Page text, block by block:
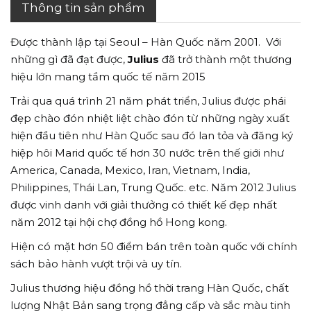
Thông tin sản phẩm
Được thành lập tại Seoul – Hàn Quốc năm 2001. Với
những gì đã đạt được,Julius đã trở thành một thương
hiệu lớn mang tầm quốc tế năm 2015
Trải qua quá trình 21 năm phát triển, Julius được phái
đẹp chào đón nhiệt liệt chào đón từ những ngày xuất
hiện đầu tiên như Hàn Quốc sau đó lan tỏa và đăng ký
hiệp hôi Marid quốc tế hơn 30 nước trên thế giới như
America, Canada, Mexico, Iran, Vietnam, India,
Philippines, Thái Lan, Trung Quốc. etc. Năm 2012 Julius
được vinh danh với giải thưởng có thiết kế đẹp nhất
năm 2012 tại hội chợ đồng hồ Hong kong.
Hiện có mặt hơn 50 điểm bán trên toàn quốc với chính
sách bảo hành vượt trội và uy tín.
Julius thương hiệu đồng hồ thời trang Hàn Quốc, chất
lượng Nhật Bản sang trọng đẳng cấp và sắc màu tinh